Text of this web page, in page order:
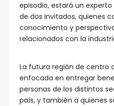
episodio, estará un
de dos invitados, quienes
conocimiento y
relacionados con la
La futura región de centro
enfocada en entregar
personas de los distintos
país, y también a quienes